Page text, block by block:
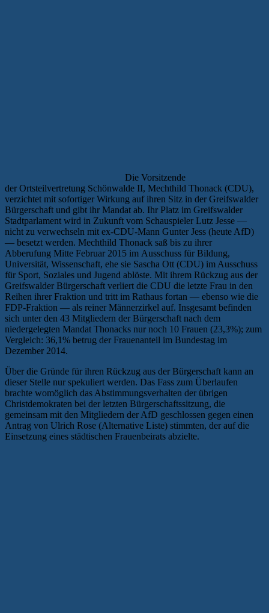
Die Vorsitzende
der Ortsteilvertretung Schönwalde II, Mechthild Thonack (CDU),
verzichtet mit sofortiger Wirkung auf ihren Sitz in der Greifswalder
Bürgerschaft und gibt ihr Mandat ab. Ihr Platz im Greifswalder
Stadtparlament wird in Zukunft vom Schauspieler Lutz Jesse —
nicht zu verwechseln mit ex-CDU-Mann Gunter Jess (heute AfD)
— besetzt werden. Mechthild Thonack saß bis zu ihrer
Abberufung Mitte Februar 2015 im Ausschuss für Bildung,
Universität, Wissenschaft, ehe sie Sascha Ott (CDU) im Ausschuss
für Sport, Soziales und Jugend ablöste. Mit ihrem Rückzug aus der
Greifswalder Bürgerschaft verliert die CDU die letzte Frau in den
Reihen ihrer Fraktion und tritt im Rathaus fortan — ebenso wie die
FDP-Fraktion — als reiner Männerzirkel auf. Insgesamt befinden
sich unter den 43 Mitgliedern der Bürgerschaft nach dem
niedergelegten Mandat Thonacks nur noch 10 Frauen (23,3%); zum
Vergleich: 36,1% betrug der Frauenanteil im Bundestag im
Dezember 2014.
Über die Gründe für ihren Rückzug aus der Bürgerschaft kann an
dieser Stelle nur spekuliert werden. Das Fass zum Überlaufen
brachte womöglich das Abstimmungsverhalten der übrigen
Christdemokraten bei der letzten Bürgerschaftssitzung, die
gemeinsam mit den Mitgliedern der AfD geschlossen gegen einen
Antrag von Ulrich Rose (Alternative Liste) stimmten, der auf die
Einsetzung eines städtischen Frauenbeirats abzielte.